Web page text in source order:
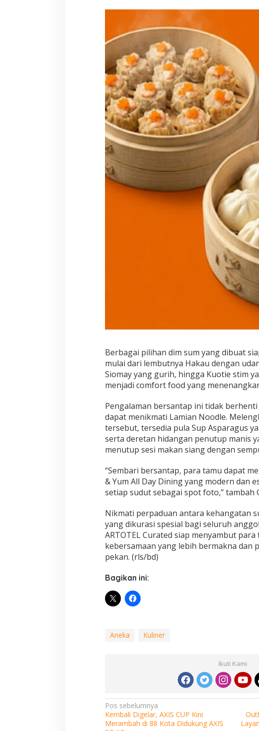
Berbagai pilihan dim sum yang dibuat
mulai dari lembutnya Hakau dengan
Siomay yang gurih, hingga Kuotie stim
menjadi comfort food yang
Pengalaman bersantap ini tidak
dapat menikmati Lamian Noodle.
tersebut, tersedia pula Sup Asparagus
serta deretan hidangan penutup manis
menutup sesi makan siang dengan
“Sembari bersantap, para tamu dapat
& Yum All Day Dining yang modern dan
setiap sudut sebagai spot foto,” tambah
Nikmati perpaduan antara kehangatan
yang dikurasi spesial bagi seluruh
ARTOTEL Curated siap menyambut
kebersamaan yang lebih bermakna dan
pekan. (rls/bd)
Bagikan ini:
Aneka Kuliner
Ikuti Kami
Navigasi
pos
Pos sebelumnya
Kembali Digelar, AXIS CUP Kini
Merambah di 88 Kota Didukung AXIS